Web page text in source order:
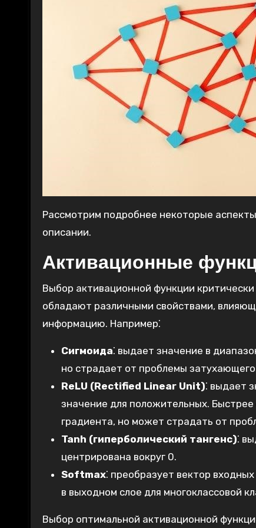
Рассмотрим подробнее некоторые
описании.
Активационные
Выбор активационной функции
обладают различными свойствами‚
информацию. Например⁚
Сигмоида⁚ выдает значение в
но страдает от проблемы затухающего
ReLU (Rectified Linear Unit)⁚ выдает
значение для положительных.
градиента‚ но может страдать от
Tanh (гиперболический тангенс)⁚
центрирована вокруг 0.
Softmax⁚ преобразует вектор
в выходном слое для многоклассовой
Выбор оптимальной активационной